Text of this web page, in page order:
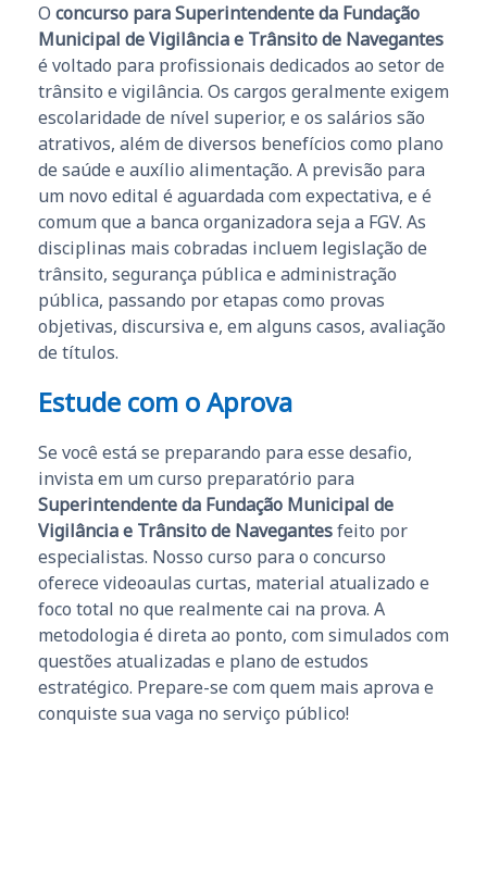
O concurso para Superintendente da Fundação
Municipal de Vigilância e Trânsito de Navegantes
é voltado para profissionais dedicados ao setor de
trânsito e vigilância. Os cargos geralmente exigem
escolaridade de nível superior, e os salários são
atrativos, além de diversos benefícios como plano
de saúde e auxílio alimentação. A previsão para
um novo edital é aguardada com expectativa, e é
comum que a banca organizadora seja a FGV. As
disciplinas mais cobradas incluem legislação de
trânsito, segurança pública e administração
pública, passando por etapas como provas
objetivas, discursiva e, em alguns casos, avaliação
de títulos.
Estude com o Aprova
Se você está se preparando para esse desafio,
invista em um curso preparatório para
Superintendente da Fundação Municipal de
Vigilância e Trânsito de Navegantesfeito por
especialistas. Nosso curso para o concurso
oferece videoaulas curtas, material atualizado e
foco total no que realmente cai na prova. A
metodologia é direta ao ponto, com simulados com
questões atualizadas e plano de estudos
estratégico. Prepare-se com quem mais aprova e
conquiste sua vaga no serviço público!